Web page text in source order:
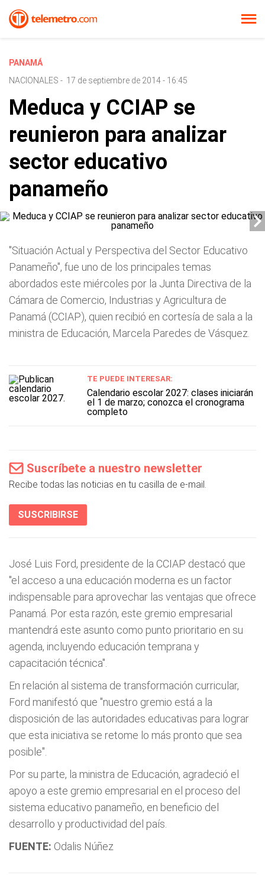
PANAMÁ
NACIONALES - 17 de septiembre de 2014 - 16:45
Meduca y CCIAP se
reunieron para analizar
sector educativo
panameño
"Situación Actual y Perspectiva del Sector Educativo
Panameño", fue uno de los principales temas
abordados este miércoles por la Junta Directiva de la
Cámara de Comercio, Industrias y Agricultura de
Panamá (CCIAP), quien recibió en cortesía de sala a la
ministra de Educación, Marcela Paredes de Vásquez.
TE PUEDE INTERESAR:
Calendario escolar 2027: clases iniciarán
el 1 de marzo; conozca el cronograma
completo
Suscríbete a nuestro newsletter
Recibe todas las noticias en tu casilla de e-mail.
SUSCRIBIRSE
José Luis Ford, presidente de la CCIAP destacó que
"el acceso a una educación moderna es un factor
indispensable para aprovechar las ventajas que ofrece
Panamá. Por esta razón, este gremio empresarial
mantendrá este asunto como punto prioritario en su
agenda, incluyendo educación temprana y
capacitación técnica".
En relación al sistema de transformación curricular,
Ford manifestó que "nuestro gremio está a la
disposición de las autoridades educativas para lograr
que esta iniciativa se retome lo más pronto que sea
posible".
Por su parte, la ministra de Educación, agradeció el
apoyo a este gremio empresarial en el proceso del
sistema educativo panameño, en beneficio del
desarrollo y productividad del país.
FUENTE: Odalis Núñez